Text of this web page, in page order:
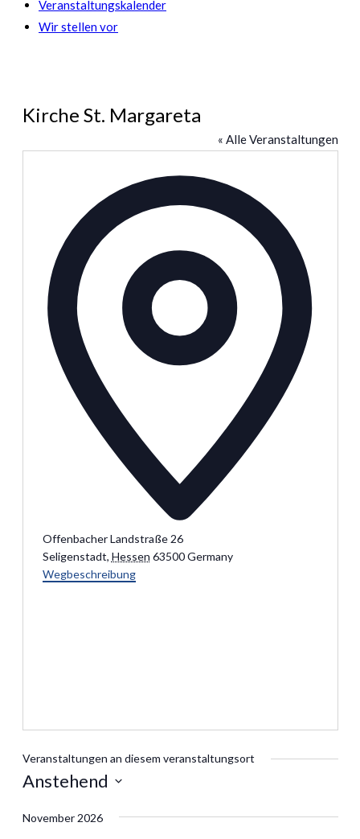
Veranstaltungskalender
Wir stellen vor
Kirche St. Margareta
« Alle Veranstaltungen
Offenbacher Landstraße 26
Seligenstadt, Hessen 63500 Germany
Wegbeschreibung
Veranstaltungen an diesem veranstaltungsort
Anstehend
wählen.
November 2026